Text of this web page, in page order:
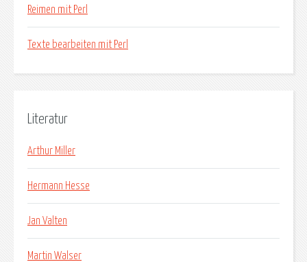
Reimen mit Perl
Texte bearbeiten mit Perl
Literatur
Arthur Miller
Hermann Hesse
Jan Valten
Martin Walser